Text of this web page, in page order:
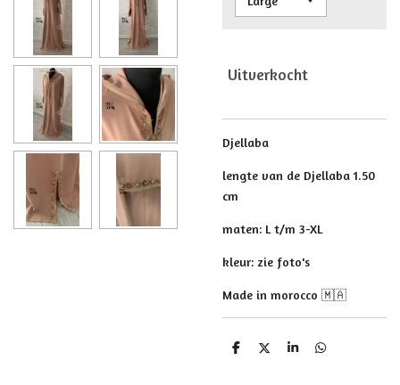
Uitverkocht
Djellaba
lengte van de Djellaba 1.50
cm
maten: L t/m 3-XL
kleur: zie foto's
Made in morocco 🇲🇦
D
D
S
D